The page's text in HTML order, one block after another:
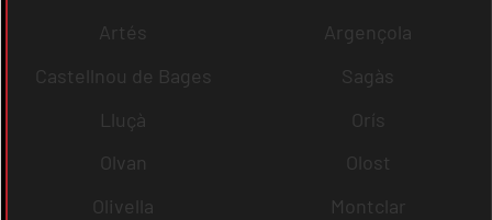
Artés
Argençola
Castellnou de Bages
Sagàs
Lluçà
Orís
Olvan
Olost
Olivella
Montclar